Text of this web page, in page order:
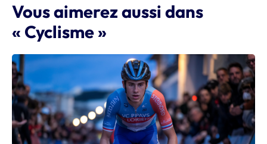
Vous aimerez aussi dans
« Cyclisme »